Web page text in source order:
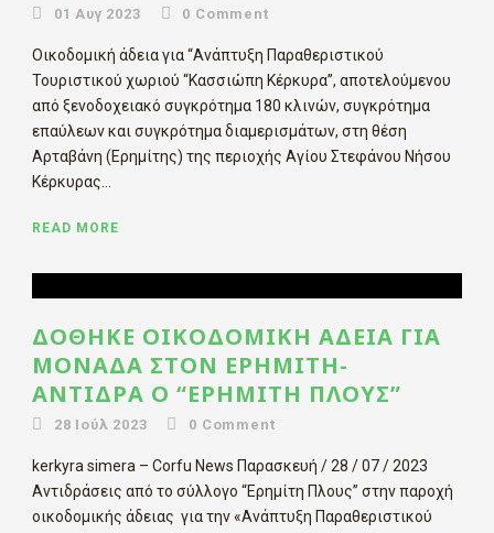
01 Αυγ 2023 0 Comment
Οικοδομική άδεια για “Ανάπτυξη Παραθεριστικού
Τουριστικού χωριού “Κασσιώπη Κέρκυρα”, αποτελούμενου
από ξενοδοχειακό συγκρότημα 180 κλινών, συγκρότημα
επαύλεων και συγκρότημα διαμερισμάτων, στη θέση
Αρταβάνη (Ερημίτης) της περιοχής Αγίου Στεφάνου Νήσου
Κέρκυρας...
READ MORE
ΔΌΘΗΚΕ ΟΙΚΟΔΟΜΙΚΉ ΆΔΕΙΑ ΓΙΑ
ΜΟΝΆΔΑ ΣΤΟΝ ΕΡΗΜΊΤΗ-
ΑΝΤΙΔΡΆ Ο “ΕΡΗΜΊΤΗ ΠΛΟΥΣ”
28 Ιούλ 2023 0 Comment
kerkyra simera – Corfu News Παρασκευή / 28 / 07 / 2023
Aντιδράσεις από το σύλλογο “Ερημίτη Πλους” στην παροχή
οικοδομικής άδειας για την «Ανάπτυξη Παραθεριστικού